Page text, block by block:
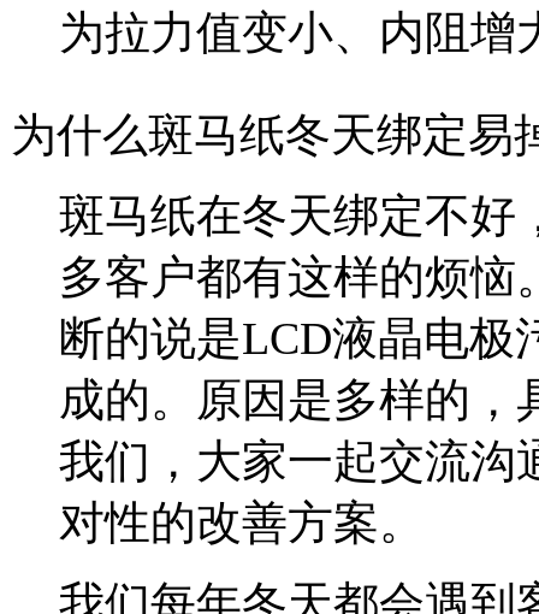
为拉力值变小、内阻增
为什么斑马纸冬天绑定易
斑马纸在冬天绑定不好
多客户都有这样的烦恼
断的说是LCD液晶电极
成的。原因是多样的，
我们，大家一起交流沟
对性的改善方案。
我们每年冬天都会遇到